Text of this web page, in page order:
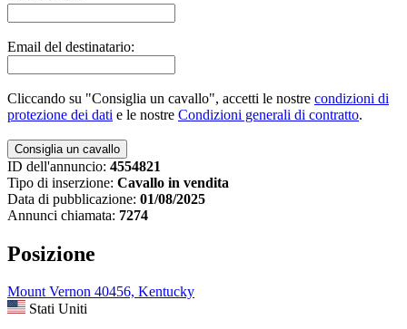
Email del destinatario:
Cliccando su "Consiglia un cavallo", accetti le nostre condizioni di
protezione dei dati e le nostre Condizioni generali di contratto.
ID dell'annuncio: 4554821
Tipo di inserzione: Cavallo in vendita
Data di pubblicazione: 01/08/2025
Annunci chiamata: 7274
Posizione
Mount Vernon 40456, Kentucky
Stati Uniti